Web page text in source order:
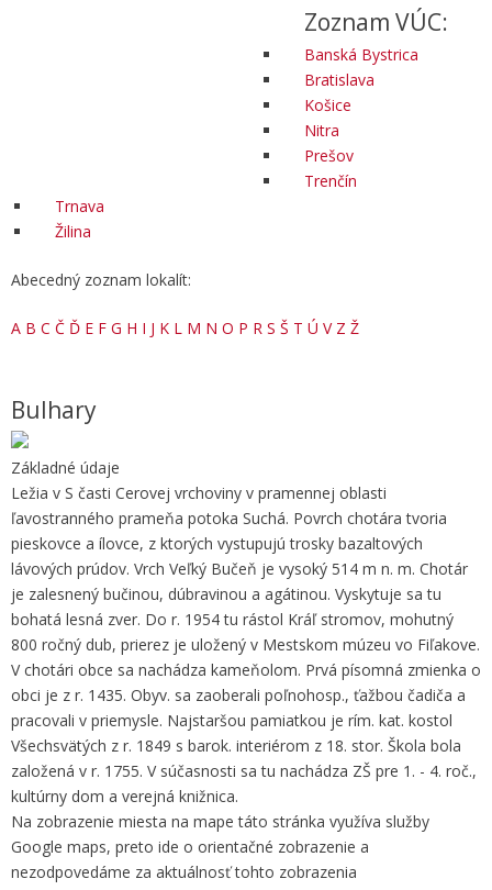
Zoznam VÚC:
Banská Bystrica
Bratislava
Košice
Nitra
Prešov
Trenčín
Trnava
Žilina
Abecedný zoznam lokalít:
A B C Č Ď E F G H I J K L M N O P R S Š T Ú V Z Ž
Bulhary
Základné údaje
Ležia v S časti Cerovej vrchoviny v pramennej oblasti
ľavostranného prameňa potoka Suchá. Povrch chotára tvoria
pieskovce a ílovce, z ktorých vystupujú trosky bazaltových
lávových prúdov. Vrch Veľký Bučeň je vysoký 514 m n. m. Chotár
je zalesnený bučinou, dúbravinou a agátinou. Vyskytuje sa tu
bohatá lesná zver. Do r. 1954 tu rástol Kráľ stromov, mohutný
800 ročný dub, prierez je uložený v Mestskom múzeu vo Fiľakove.
V chotári obce sa nachádza kameňolom. Prvá písomná zmienka o
obci je z r. 1435. Obyv. sa zaoberali poľnohosp., ťažbou čadiča a
pracovali v priemysle. Najstaršou pamiatkou je rím. kat. kostol
Všechsvätých z r. 1849 s barok. interiérom z 18. stor. Škola bola
založená v r. 1755. V súčasnosti sa tu nachádza ZŠ pre 1. - 4. roč.,
kultúrny dom a verejná knižnica.
Na zobrazenie miesta na mape táto stránka využíva služby
Google maps, preto ide o orientačné zobrazenie a
nezodpovedáme za aktuálnosť tohto zobrazenia